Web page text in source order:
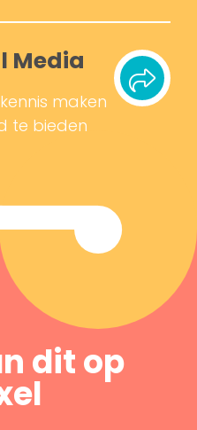
Media
maken
te bieden
dit op